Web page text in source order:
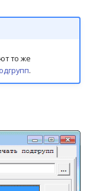
то же
.